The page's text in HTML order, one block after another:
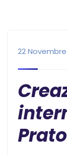
22
Prato